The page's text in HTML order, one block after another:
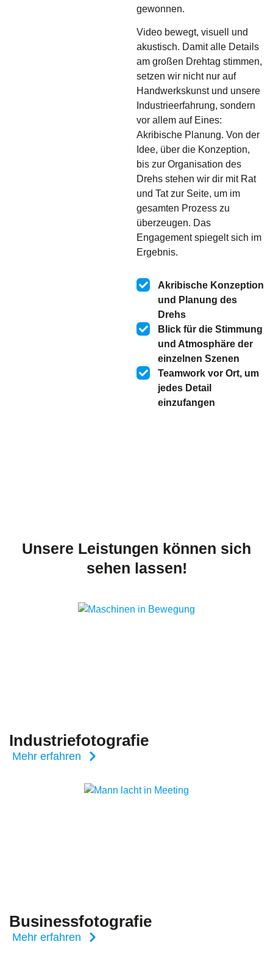
gewonnen.
Video bewegt, visuell und
akustisch. Damit alle Details
am großen Drehtag stimmen,
setzen wir nicht nur auf
Handwerkskunst und unsere
Industrieerfahrung, sondern
vor allem auf Eines:
Akribische Planung. Von der
Idee, über die Konzeption,
bis zur Organisation des
Drehs stehen wir dir mit Rat
und Tat zur Seite, um im
gesamten Prozess zu
überzeugen. Das
Engagement spiegelt sich im
Ergebnis.
Akribische Konzeption
und Planung des
Drehs
Blick für die Stimmung
und Atmosphäre der
einzelnen Szenen
Teamwork vor Ort, um
jedes Detail
einzufangen
Unsere Leistungen können sich
sehen lassen!
Industriefotografie
Mehr erfahren
Businessfotografie
Mehr erfahren